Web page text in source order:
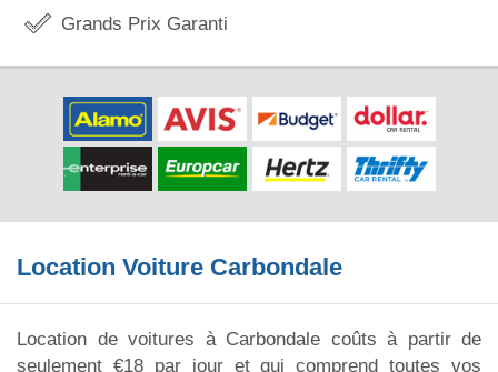
Grands Prix Garanti
Location Voiture Carbondale
Location de voitures à Carbondale coûts à partir de
seulement €18 par jour et qui comprend toutes vos